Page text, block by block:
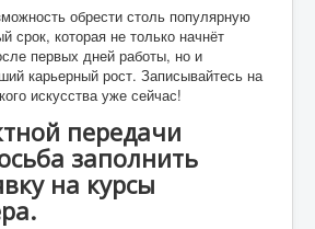
обрести столь популярную
срок, которая не только начнёт
первых дней работы, но и
карьерный рост. Записывайтесь на
искусства уже сейчас!
передачи
заполнить
на курсы